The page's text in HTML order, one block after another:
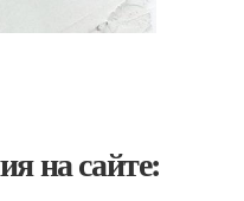
на сайте: